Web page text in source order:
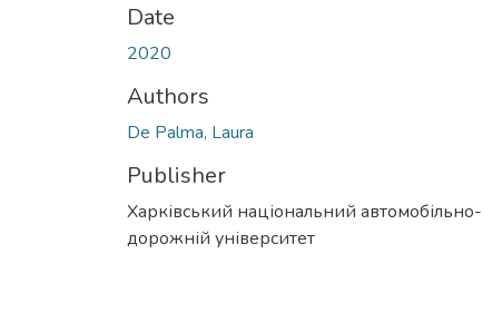
Date
2020
Authors
De Palma, Laura
Publisher
Харківський національний автомобільно-
дорожній університет